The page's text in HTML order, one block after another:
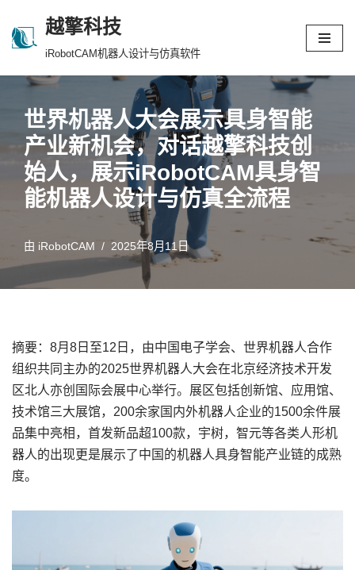
跳
越擎科技
iRobotCAM机器人设计与仿真软件
世界机器人大会展示具身智能
产业新机会，对话越擎科技创
始人，展示iRobotCAM具身智
能机器人设计与仿真全流程
由 iRobotCAM 2025年8月11日
摘要：8月8日至12日，由中国电子学会、世界机器人合作
组织共同主办的2025世界机器人大会在北京经济技术开发
区北人亦创国际会展中心举行。展区包括创新馆、应用馆、
技术馆三大展馆，200余家国内外机器人企业的1500余件展
品集中亮相，首发新品超100款，宇树，智元等各类人形机
器人的出现更是展示了中国的机器人具身智能产业链的成熟
度。